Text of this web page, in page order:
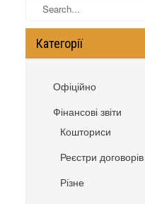
Категорії
Офіційно
Фінансові звіти
Кошториси
Реєстри договорів
Різне